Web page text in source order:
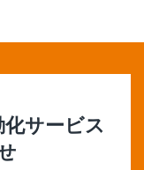
サービス